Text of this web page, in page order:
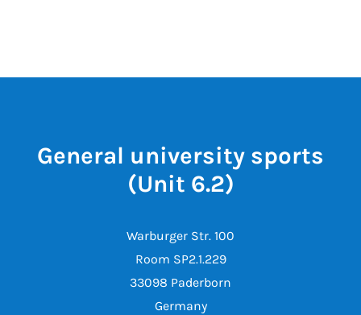
General university sports
(Unit 6.2)
Warburger Str. 100
Room SP2.1.229
33098 Paderborn
Germany